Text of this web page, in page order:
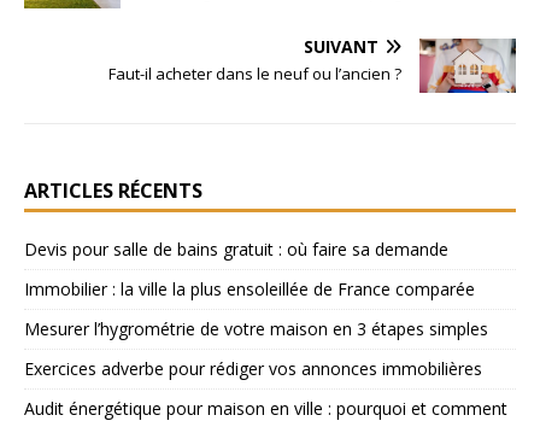
SUIVANT
Faut-il acheter dans le neuf ou l’ancien ?
ARTICLES RÉCENTS
Devis pour salle de bains gratuit : où faire sa demande
Immobilier : la ville la plus ensoleillée de France comparée
Mesurer l’hygrométrie de votre maison en 3 étapes simples
Exercices adverbe pour rédiger vos annonces immobilières
Audit énergétique pour maison en ville : pourquoi et comment